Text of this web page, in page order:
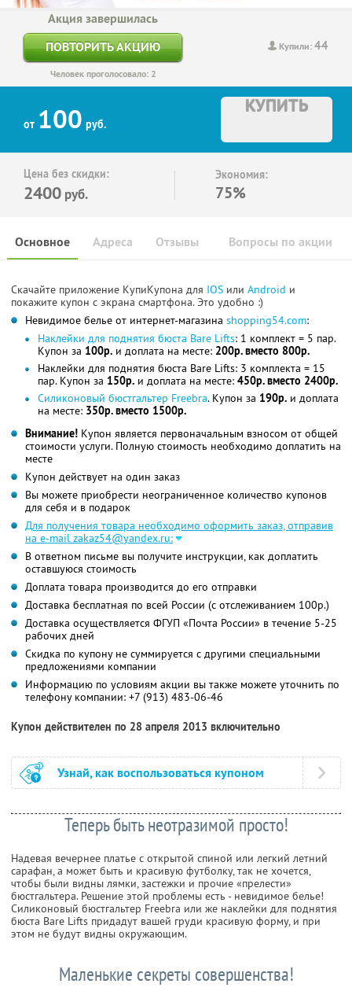
Купили:44
Акция завершилась
ПОВТОРИТЬ АКЦИЮ
Человек проголосовало: 2
от 100 руб.
КУПИТЬ
Цена без скидки:
2400 руб.
Экономия:
75%
Основное Отзывы Вопросы по акции
Адреса
Скачайте приложение КупиКупона для IOS или Android и
покажите купон с экрана смартфона. Это удобно :)
Невидимое белье от интернет-магазина shopping54.com:
Наклейки для поднятия бюста Bare Lifts: 1 комплект = 5 пар.
Купон за 100р. и доплата на месте: 200р. вместо 800р.
Наклейки для поднятия бюста Bare Lifts: 3 комплекта = 15
пар. Купон за 150р. и доплата на месте: 450р. вместо 2400р.
Силиконовый бюстгальтер Freebra. Купон за 190р. и доплата
на месте: 350р. вместо 1500р.
Внимание! Купон является первоначальным взносом от общей
стоимости услуги. Полную стоимость необходимо доплатить на
месте
Купон действует на один заказ
Вы можете приобрести неограниченное количество купонов
для себя и в подарок
Для получения товара необходимо оформить заказ, отправив
на e-mail zakaz54@yandex.ru:
В ответном письме вы получите инструкции, как доплатить
оставшуюся стоимость
Доплата товара производится до его отправки
Доставка бесплатная по всей России (с отслеживанием 100р.)
Доставка осуществляется ФГУП «Почта России» в течение 5-25
рабочих дней
Скидка по купону не суммируется с другими специальными
предложениями компании
Информацию по условиям акции вы также можете уточнить по
телефону компании: +7 (913) 483-06-46
Купон действителен по 28 апреля 2013 включительно
Узнай, как воспользоваться купоном
Теперь быть неотразимой просто!
Надевая вечернее платье с открытой спиной или легкий летний
сарафан, а может быть и красивую футболку, так не хочется,
чтобы были видны лямки, застежки и прочие «прелести»
бюстгальтера. Решение этой проблемы есть - невидимое белье!
Силиконовый бюстгальтер Freebra или же наклейки для поднятия
бюста Bare Lifts придадут вашей груди красивую форму, и при
этом не будут видны окружающим.
Маленькие секреты совершенства!